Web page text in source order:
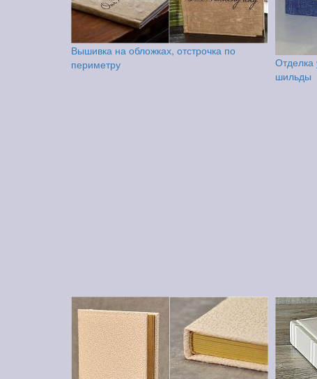
Вышивка на обложках, отстрочка по
периметру
Отделка
шильды